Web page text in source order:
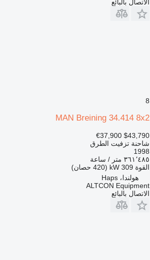
الاتصال بالبائع
8
MAN Breining 34.414 8x2
$43,790
€37,900
شاحنة تزفيت الطرق
1998
٣٦١٬٤٨٥ متر / ساعة
القوة 309 kW (420 حصان)
هولندا، Haps
ALTCON Equipment
الاتصال بالبائع